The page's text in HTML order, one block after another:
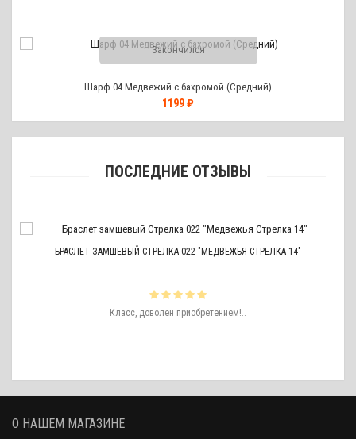
Закончился
Шарф 04 Медвежий с бахромой (Средний)
1199 ₽
ПОСЛЕДНИЕ ОТЗЫВЫ
БРАСЛЕТ ЗАМШЕВЫЙ СТРЕЛКА 022 "МЕДВЕЖЬЯ СТРЕЛКА 14"
Класс, доволен приобретением!..
О НАШЕМ МАГАЗИНЕ